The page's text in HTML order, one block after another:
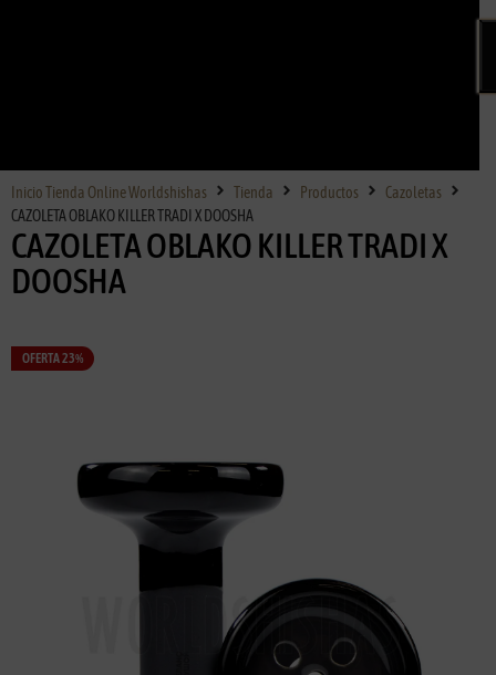
Inicio Tienda Online Worldshishas Tienda Productos
Cazoletas
CAZOLETA OBLAKO KILLER TRADI X DOOSHA
CAZOLETA OBLAKO KILLER TRADI X
DOOSHA
OFERTA 23%